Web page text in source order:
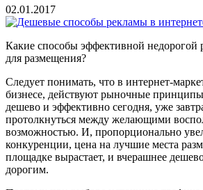
02.01.2017
Какие способы эффективной недорогой
для размещения?
Следует понимать, что в интернет-
бизнесе, действуют рыночные
дешево и эффективно сегодня, уже
протолкнуться между желающими
возможностью. И, пропорционально
конкуренции, цена на лучшие места
площадке вырастает, и вчерашнее
дорогим.